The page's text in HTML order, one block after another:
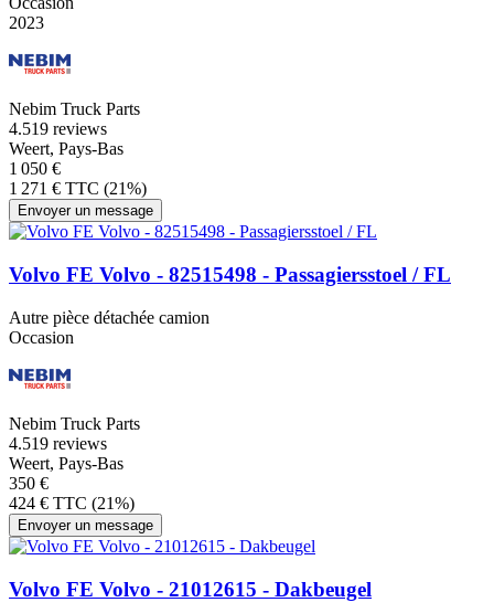
2023
Nebim Truck Parts
4.519 reviews
Weert, Pays-Bas
1 050 €
1 271 € TTC (21%)
Envoyer un message
Volvo FE Volvo - 82515498 - Passagiersstoel / FL
Autre pièce détachée camion
Occasion
Nebim Truck Parts
4.519 reviews
Weert, Pays-Bas
350 €
424 € TTC (21%)
Envoyer un message
Volvo FE Volvo - 21012615 - Dakbeugel